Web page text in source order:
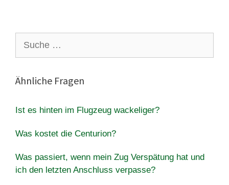
nach:
Ähnliche Fragen
Ist es hinten im Flugzeug wackeliger?
Was kostet die Centurion?
Was passiert, wenn mein Zug Verspätung hat und
ich den letzten Anschluss verpasse?